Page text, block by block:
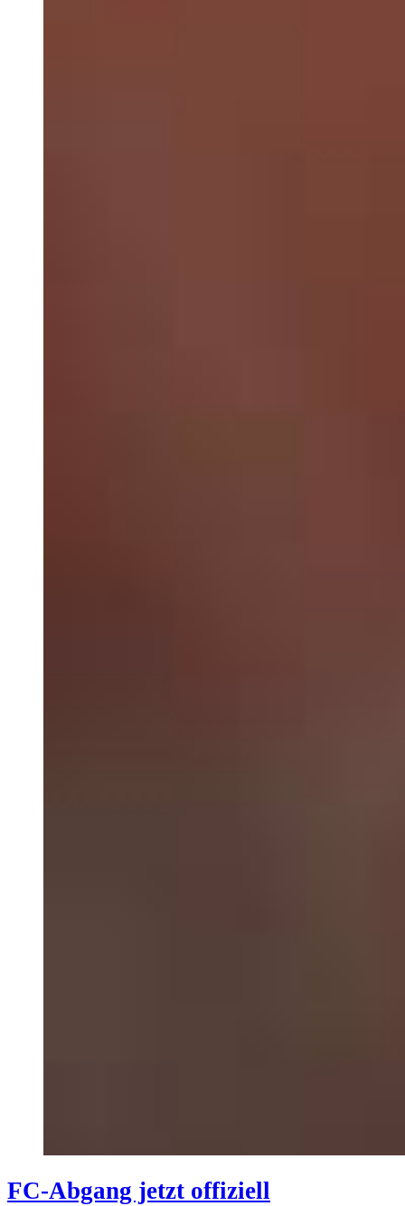
FC-Abgang jetzt offiziell